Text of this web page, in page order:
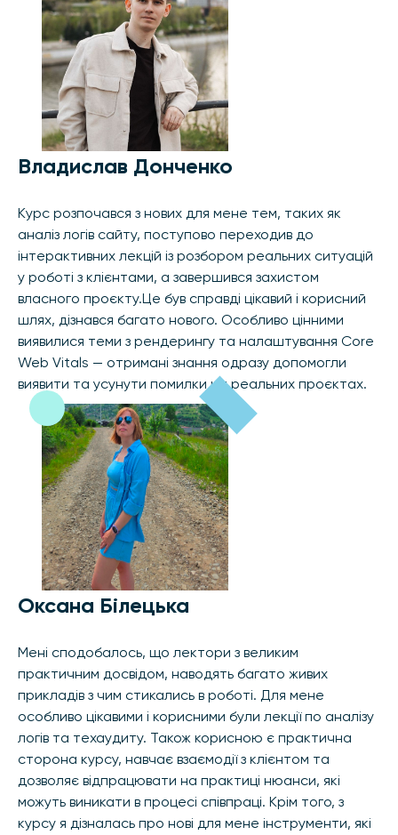
Владислав Донченко
Курс розпочався з нових для мене тем, таких як
аналіз логів сайту, поступово переходив до
інтерактивних лекцій із розбором реальних ситуацій
у роботі з клієнтами, а завершився захистом
власного проєкту.Це був справді цікавий і корисний
шлях, дізнався багато нового. Особливо цінними
виявилися теми з рендерингу та налаштування Core
Web Vitals — отримані знання одразу допомогли
виявити та усунути помилки на реальних проєктах.
Оксана Білецька
Мені сподобалось, що лектори з великим
практичним досвідом, наводять багато живих
прикладів з чим стикались в роботі. Для мене
особливо цікавими і корисними були лекції по аналізу
логів та техаудиту. Також корисною є практична
сторона курсу, навчає взаємодії з клієнтом та
дозволяє відпрацювати на практиці нюанси, які
можуть виникати в процесі співпраці. Крім того, з
курсу я дізналась про нові для мене інструменти, які